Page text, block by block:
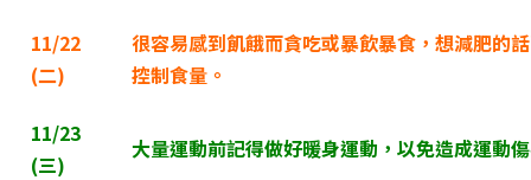
11/22
(二)
很容易感到飢餓而貪吃或暴飲暴食，想減肥的
控制食量。
11/23
(三)
大量運動前記得做好暖身運動，以免造成運動